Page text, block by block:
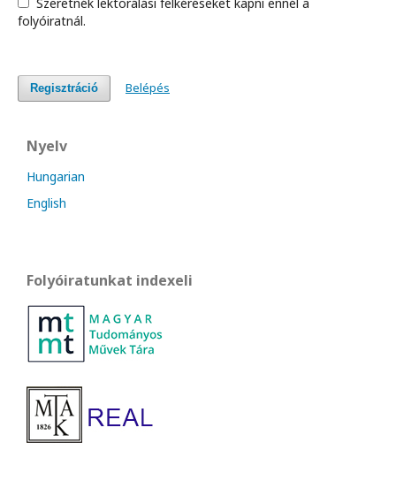
folyóiratnál.
Regisztráció Belépés
Nyelv
Hungarian
English
Folyóiratunkat indexeli